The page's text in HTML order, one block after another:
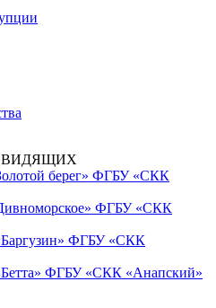
берег» ФГБУ «СКК
ФГБУ «СКК
ФГБУ «СКК
ФГБУ «СКК «Анапский»